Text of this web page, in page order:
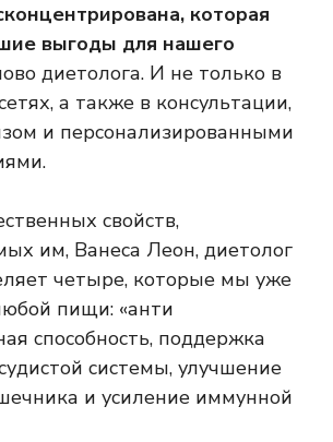
которая
выгоды для нашего
диетолога. И не только в
а также в консультации,
и персонализированными
свойств,
им, Ванеса Леон, диетолог
четыре, которые мы уже
пищи: «анти
способность, поддержка
системы, улучшение
и усиление иммунной